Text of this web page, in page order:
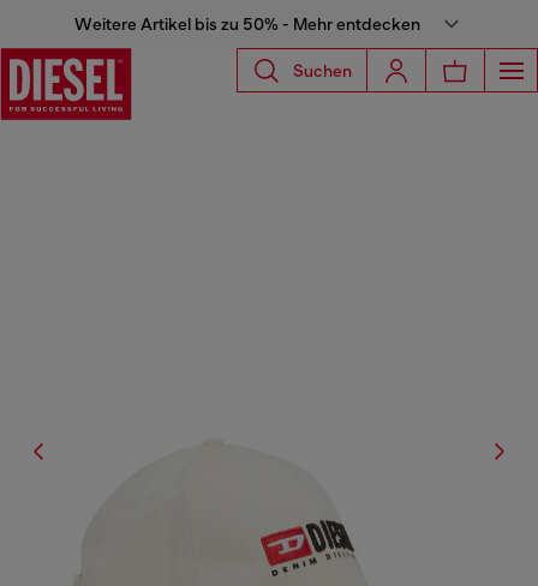
Weitere Artikel bis zu 50% - Mehr entdecken
Suchen